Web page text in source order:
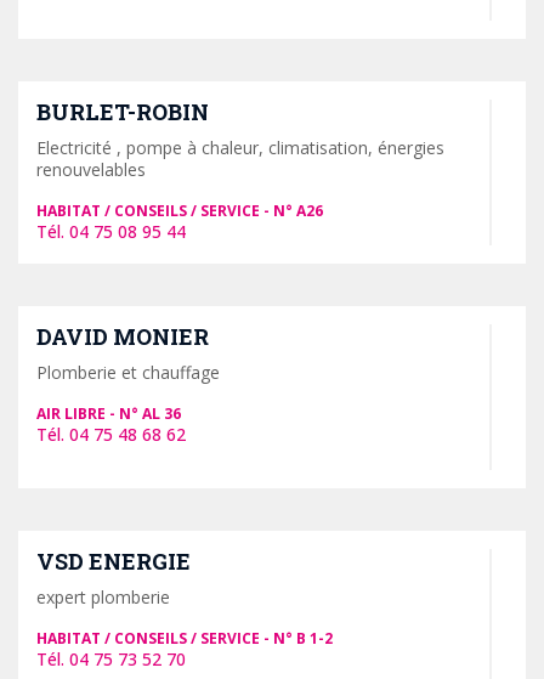
BURLET-ROBIN
Electricité , pompe à chaleur, climatisation, énergies
renouvelables
HABITAT / CONSEILS / SERVICE A26
04 75 08 95 44
DAVID MONIER
Plomberie et chauffage
AIR LIBRE AL 36
04 75 48 68 62
VSD ENERGIE
expert plomberie
HABITAT / CONSEILS / SERVICE B 1-2
04 75 73 52 70